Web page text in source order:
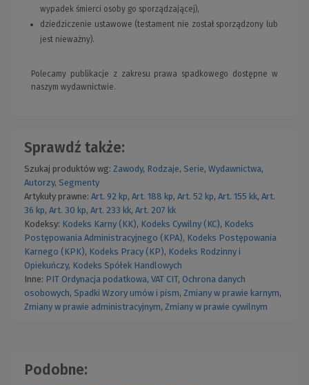
wypadek śmierci osoby go sporządzającej),
dziedziczenie ustawowe (testament nie został sporządzony lub
jest nieważny).
Polecamy publikacje z zakresu prawa spadkowego dostępne w
naszym wydawnictwie.
Sprawdź także:
Szukaj produktów wg: Zawody, Rodzaje, Serie, Wydawnictwa,
Autorzy, Segmenty
Artykuły prawne: Art. 92 kp, Art. 188 kp, Art. 52 kp, Art. 155 kk, Art.
36 kp, Art. 30 kp, Art. 233 kk, Art. 207 kk
Kodeksy: Kodeks Karny (KK), Kodeks Cywilny (KC), Kodeks
Postępowania Administracyjnego (KPA), Kodeks Postępowania
Karnego (KPK), Kodeks Pracy (KP), Kodeks Rodzinny i
Opiekuńczy, Kodeks Spółek Handlowych
Inne: PIT Ordynacja podatkowa, VAT CIT, Ochrona danych
osobowych, Spadki Wzory umów i pism, Zmiany w prawie karnym,
Zmiany w prawie administracyjnym, Zmiany w prawie cywilnym
Podobne: